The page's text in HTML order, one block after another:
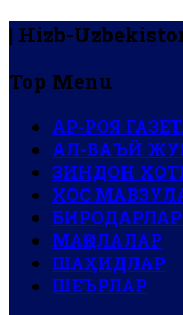
| Hizb-
Top Menu
АР-РОЯ
АЛ-ВАЪЙ
ЗИНДОН
ХОС
БИРОДАРЛАР
МАҚОЛАЛАР
ШАҲИДЛАР
ШЕЪРЛАР